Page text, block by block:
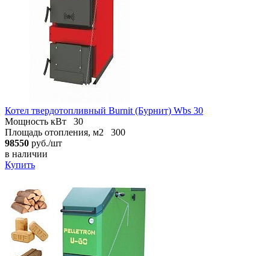
Котел твердотопливный Burnit (Бурнит) Wbs 30
Мощность кВт
30
Площадь отопления, м2
300
98550 руб./шт
в наличии
Купить